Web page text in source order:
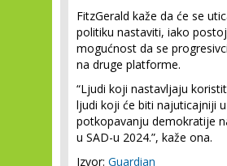
FitzGerald kaže da će se
politiku nastaviti, iako
mogućnost da se
na druge platforme.
“Ljudi koji nastavljaju
ljudi koji će biti najuticajniji u
potkopavanju demokratije
u SAD-u 2024.”, kaže ona.
Izvor: Guardian